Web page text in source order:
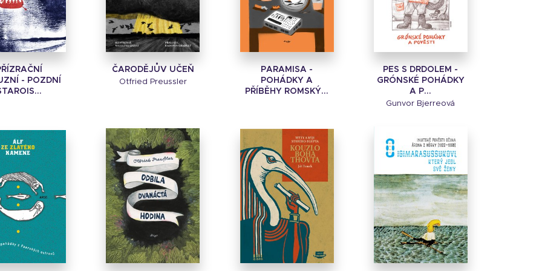
- POZDNÍ
ČARODĚJŮV UČEŇ
Otfried Preussler
PARAMISA -
POHÁDKY A
PŘÍBĚHY ROMSKÝ...
PES S DRDOLEM -
GRÓNSKÉ POHÁDKY
A P...
Gunvor Bjerreová